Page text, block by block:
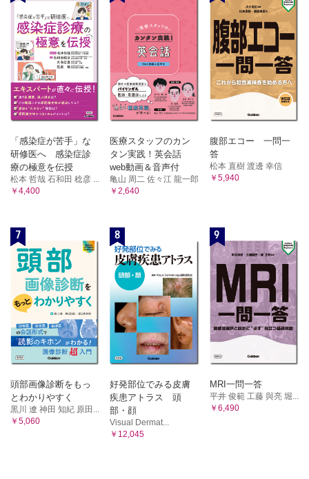
「感染症が苦手」な
研修医へ 感染症診
療の極意を伝授
松本 哲哉 石和田 稔彦 ...
￥4,400
医療スタッフのカン
タン実践！英会話
web動画＆音声付
亀山 周二 佐々江 龍一郎
￥2,640
腹部エコー 一問一
答
松本 直樹 渡邊 幸信
￥5,940
7
頭部画像診断をもっ
とわかりやすく
黒川 遼 神田 知紀 原田...
￥5,060
8
好発部位でみる皮膚
疾患アトラス 頭
部・顔
Visual Dermat...
￥12,045
9
MRI一問一答
平井 俊範 工藤 與亮 堀...
￥6,490